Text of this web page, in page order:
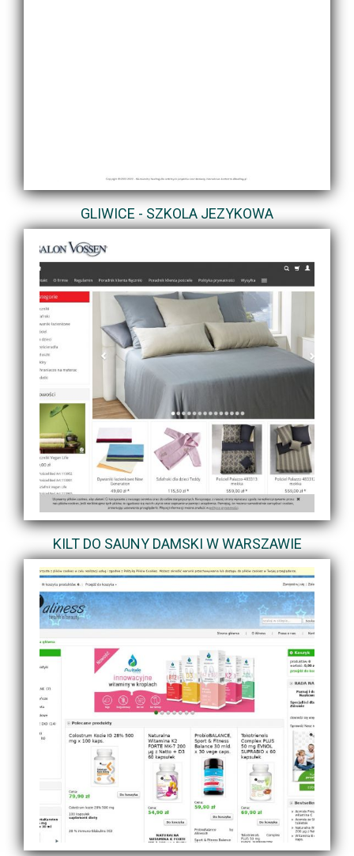
GLIWICE - SZKOLA JEZYKOWA
KILT DO SAUNY DAMSKI W WARSZAWIE